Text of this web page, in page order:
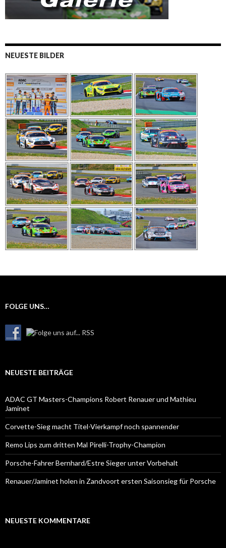
NEUESTE BILDER
FOLGE UNS…
NEUESTE BEITRÄGE
ADAC GT Masters-Champions Robert Renauer und Mathieu
Jaminet
Corvette-Sieg macht Titel-Vierkampf noch spannender
Remo Lips zum dritten Mal Pirelli-Trophy-Champion
Porsche-Fahrer Bernhard/Estre Sieger unter Vorbehalt
Renauer/Jaminet holen in Zandvoort ersten Saisonsieg für Porsche
NEUESTE KOMMENTARE